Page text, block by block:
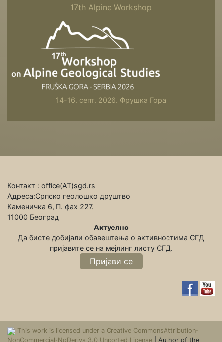
17th Alpine Workshop
14-16. септ. 2026. Фрушка Гора
Контакт : office(АТ)sgd.rs
Адреса:Српско геолошко друштво
Каменичка 6, П. фах 227.
11000 Београд
Актуелно
Да бисте добијали обавештења о активностима СГД
пријавите се на мeјлинг листу СГД.
Пријави се
This work is licensed under a Creative CommonsAttribution-
NonCommercial-NoDerivs 3.0 Unported License
| Author of the